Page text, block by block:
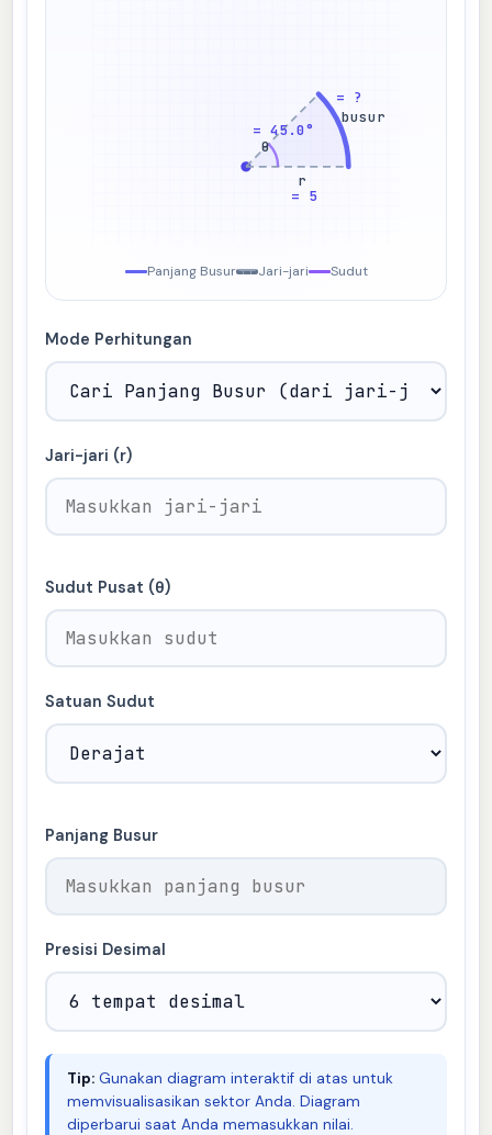
r
= 5
θ
= 45.0°
busur
= ?
Panjang Busur Jari-jari Sudut
Mode Perhitungan
Jari-jari (r)
Sudut Pusat (θ)
Satuan Sudut
Panjang Busur
Presisi Desimal
Tip: Gunakan diagram interaktif di atas untuk
memvisualisasikan sektor Anda. Diagram
diperbarui saat Anda memasukkan nilai.